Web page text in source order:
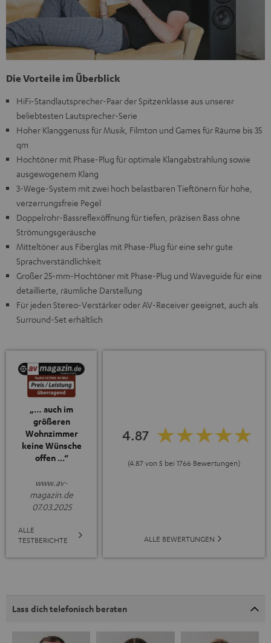
Die Vorteile im Überblick
HiFi-Standlautsprecher-Paar der Spitzenklasse aus unserer
beliebtesten Lautsprecher-Serie
Hoher Klanggenuss für Musik, Filmton und Games für Räume bis 35
qm
Hochtöner mit Phase-Plug für optimale Klangabstrahlung sowie
ausgewogenem Klang
3-Wege-System mit zwei hoch belastbaren Tieftönern für hohe,
verzerrungsfreie Pegel
Doppelrohr-Bassreflexöffnung für tiefen, präzisen Bass ohne
Strömungsgeräusche
Mitteltöner aus Fiberglas mit Phase-Plug für eine sehr gute
Sprachverständlichkeit
Großer 25-mm-Hochtöner mit Phase-Plug und Waveguide für eine
detaillierte, räumliche Darstellung
Für jeden Stereo-Verstärker oder AV-Receiver geeignet, auch als
Surround-Set erhältlich
„… auch im
größeren
Wohnzimmer
keine Wünsche
offen ...“
www.av-
magazin.de
07.03.2025
ALLE
TESTBERICHTE
4.87
(4.87 von 5 bei 1766 Bewertungen)
ALLE BEWERTUNGEN
Lass dich telefonisch beraten